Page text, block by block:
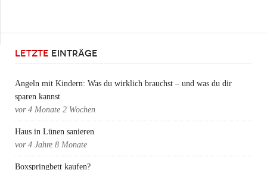
LETZTE EINTRÄGE
Angeln mit Kindern: Was du wirklich brauchst – und was du dir
sparen kannst
vor 4 Monate 2 Wochen
Haus in Lünen sanieren
vor 4 Jahre 8 Monate
Boxspringbett kaufen?